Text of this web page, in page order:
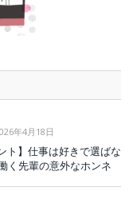
年4月18日
ト】仕事は好きで選ばな
く先輩の意外なホンネ